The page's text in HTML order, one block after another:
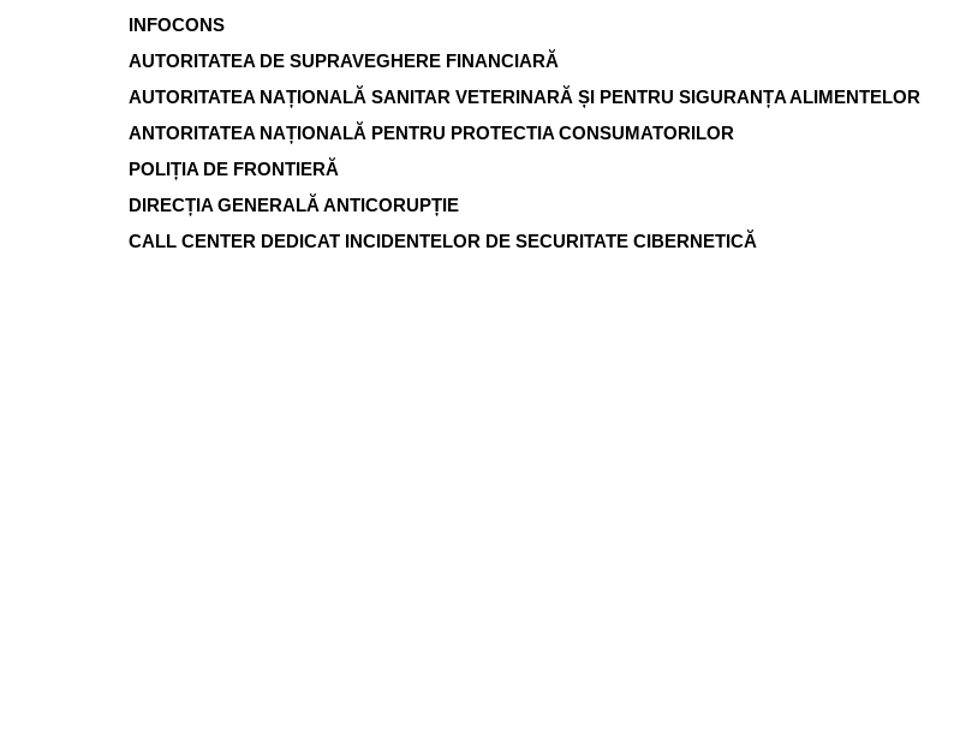
INFOCONS
AUTORITATEA DE SUPRAVEGHERE FINANCIARĂ
AUTORITATEA NAȚIONALĂ SANITAR VETERINARĂ ȘI PENTRU SIGURANȚA ALIMENTELOR
ANTORITATEA NAȚIONALĂ PENTRU PROTECTIA CONSUMATORILOR
POLIȚIA DE FRONTIERĂ
DIRECȚIA GENERALĂ ANTICORUPȚIE
CALL CENTER DEDICAT INCIDENTELOR DE SECURITATE CIBERNETICĂ